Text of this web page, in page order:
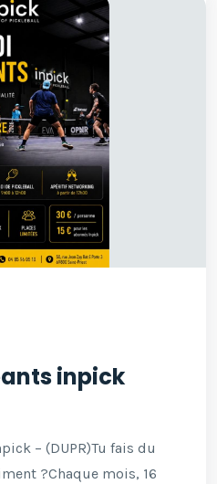
inpick
– (DUPR)Tu fais du
?Chaque mois, 16